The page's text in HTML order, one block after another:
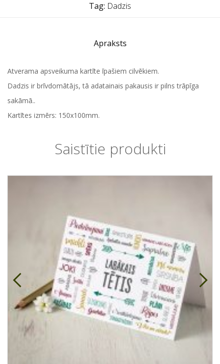
Tag: Dadzis
Apraksts
Atverama apsveikuma kartīte īpašiem cilvēkiem.
Dadzis ir brīvdomātājs, tā adatainais pakausis ir pilns trāpīga
sakāmā..
Kartītes izmērs: 150x100mm.
Saistītie produkti